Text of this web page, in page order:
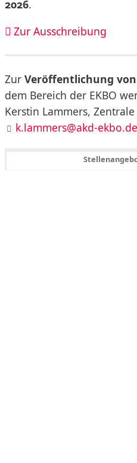
2026.
Zur Ausschreibung
Zur Veröffentlichung
dem Bereich der EKBO
Kerstin Lammers, Zentrale
k.lammers@akd-ekbo.de